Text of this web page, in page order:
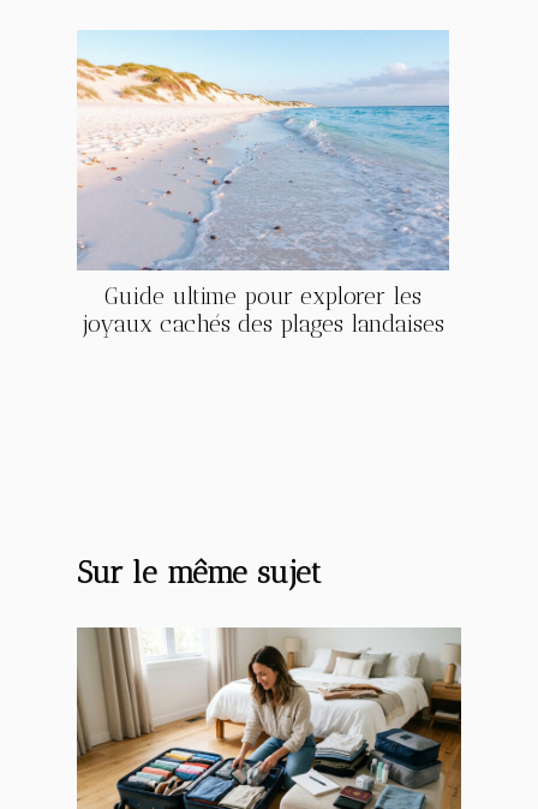
Guide ultime pour explorer les
joyaux cachés des plages landaises
Sur le même sujet